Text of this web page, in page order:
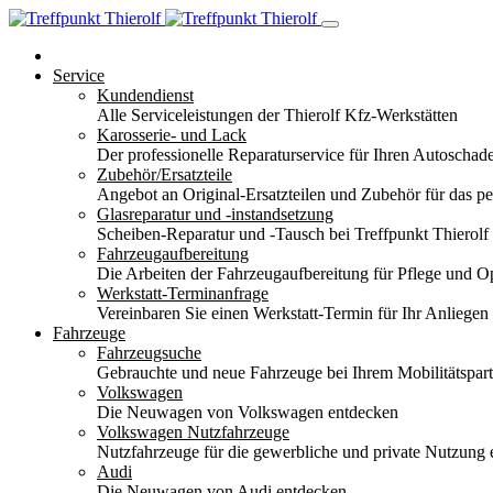
Service
Kundendienst
Alle Serviceleistungen der Thierolf Kfz-Werkstätten
Karosserie- und Lack
Der professionelle Reparaturservice für Ihren
Zubehör/Ersatzteile
Angebot an Original-Ersatzteilen und Zubehör für das
Glasreparatur und -instandsetzung
Scheiben-Reparatur und -Tausch bei Treffpunkt Thierolf
Fahrzeugaufbereitung
Die Arbeiten der Fahrzeugaufbereitung für Pflege und
Werkstatt-Terminanfrage
Vereinbaren Sie einen Werkstatt-Termin für Ihr
Fahrzeuge
Fahrzeugsuche
Gebrauchte und neue Fahrzeuge bei Ihrem
Volkswagen
Die Neuwagen von Volkswagen entdecken
Volkswagen Nutzfahrzeuge
Nutzfahrzeuge für die gewerbliche und private Nutzung
Audi